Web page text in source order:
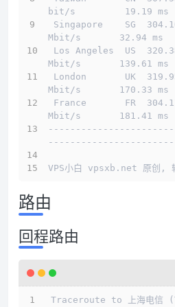
VPS小白 vpsxb.net 原创,
路由
回程路由
Traceroute to 上海电信